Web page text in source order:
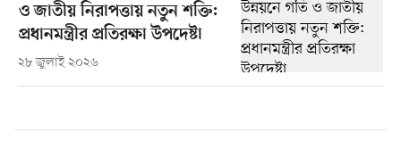
ও জাতীয় নিরাপত্তায় নতুন শক্তি:
প্রধানমন্ত্রীর প্রতিরক্ষা উপদেষ্টা
২৮ জুলাই ২০২৬